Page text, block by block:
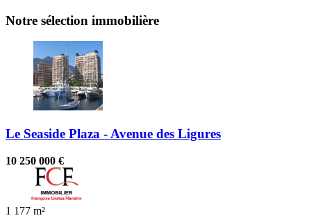
Notre sélection immobilière
Le Seaside Plaza - Avenue des Ligures
10 250 000 €
1 177 m²